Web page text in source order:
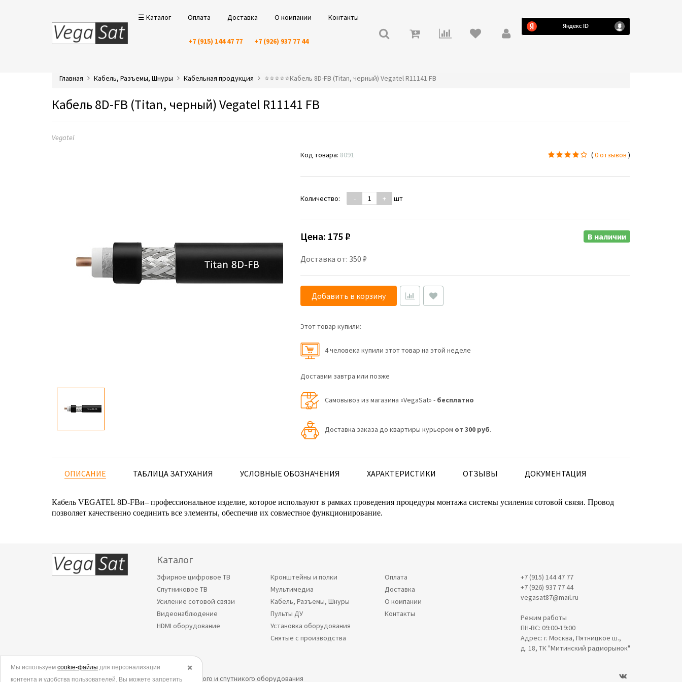
☰ Каталог Оплата Доставка О компании Контакты
+7 (915) 144 47 77 +7 (926) 937 77 44
Главная Кабель, Разъемы, Шнуры Кабельная продукция ⭐️⭐️⭐️⭐️⭐️Кабель 8D-FB (Titan, черный) Vegatel R11141 FB
Кабель 8D-FB (Titan, черный) Vegatel R11141 FB
Vegatel
Код товара: 8091 (0 отзывов )
Количество: - + шт
Цена: 175 ₽
Доставка от: 350 ₽
В наличии
Добавить в корзину
Этот товар купили:
4 человекa купили этот товар на этой неделе
Доставим завтра или позже
Самовывоз из магазина «VegaSat» - бесплатно
Доставка заказа до квартиры курьером от 300 руб.
ОПИСАНИЕ ТАБЛИЦА ЗАТУХАНИЯ УСЛОВНЫЕ ОБОЗНАЧЕНИЯ ХАРАКТЕРИСТИКИ ОТЗЫВЫ ДОКУМЕНТАЦИЯ
Кабель VEGATEL 8D-FBи– профессиональное изделие, которое используют в рамках проведения процедуры монтажа системы усиления сотовой связи. Провод
позволяет качественно соединить все элементы, обеспечив их совместное функционирование.
Каталог
Эфирное цифровое ТВ
Спутниковое ТВ
Усиление сотовой связи
Видеонаблюдение
HDMI оборудование
Кронштейны и полки
Мультимедиа
Кабель, Разъемы, Шнуры
Пульты ДУ
Установка оборудования
Снятые с производства
Оплата
Доставка
О компании
Контакты
+7 (915) 144 47 77
+7 (926) 937 77 44
vegasat87@mail.ru
Режим работы
ПН-ВС: 09:00-19:00
Адрес: г. Москва, Пятницкое ш.,
д. 18, ТК "Митинский радиорынок"
© 2006-2026.
Все права защищены. Интернет-магазин эфирного и спутникого оборудования
✖️
Мы используем cookie-файлы для персонализации
контента и удобства пользователей. Вы можете запретить